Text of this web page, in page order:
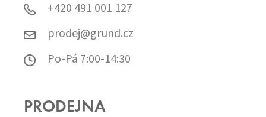
+420 491 001 127
prodej@grund.cz
Po-Pá 7:00-14:30
PRODEJNA